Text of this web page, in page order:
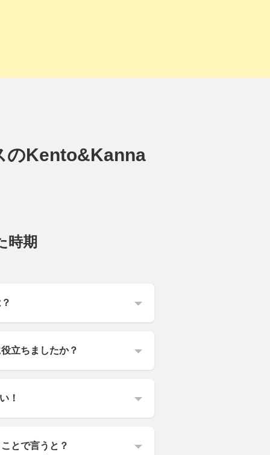
のKento&Kanna
時期
立ちましたか？
！
とで言うと？